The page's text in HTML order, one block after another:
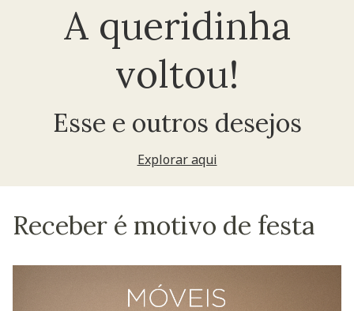
A queridinha
voltou!
Esse e outros desejos
Explorar aqui
Receber é motivo de festa